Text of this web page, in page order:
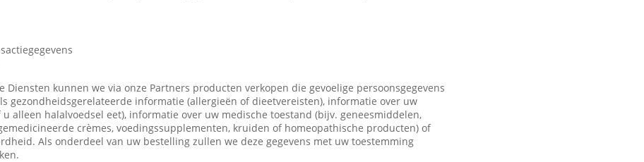
Diensten kunnen we via onze Partners producten verkopen die gevoelige persoonsgegevens
gezondheidsgerelateerde informatie (allergieën of dieetvereisten), informatie over uw
alleen halalvoedsel eet), informatie over uw medische toestand (bijv. geneesmiddelen,
crèmes, voedingssupplementen, kruiden of homeopathische producten) of
Als onderdeel van uw bestelling zullen we deze gegevens met uw toestemming